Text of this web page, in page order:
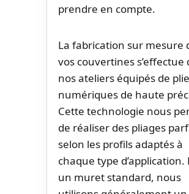
prendre en compte.
La fabrication sur mesure
vos couvertines s’effectue
nos ateliers équipés de
numériques de haute
Cette technologie nous
de réaliser des pliages
selon les profils adaptés à
chaque type d’application.
un muret standard, nous